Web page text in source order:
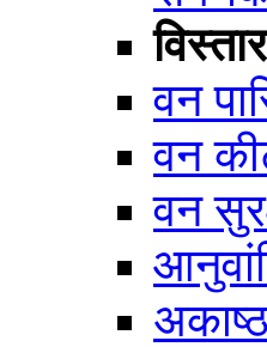
विस्तार
वन
वन
वन